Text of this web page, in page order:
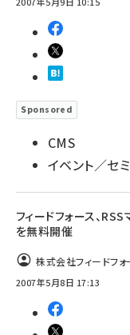
Sponsored
CMS
イベント／セ
フィードフォース、
を無料開催
株式会社フィードフォ
2007年5月8日 17:13